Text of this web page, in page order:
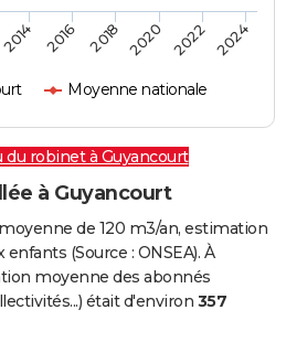
Moyenne nationale
2014 2016 2018 2020 2022 2024
du robinet à Guyancourt
à Guyancourt
de 120 m3/an, estimation
(Source : ONSEA). À
moyenne des abonnés
était d'environ 357